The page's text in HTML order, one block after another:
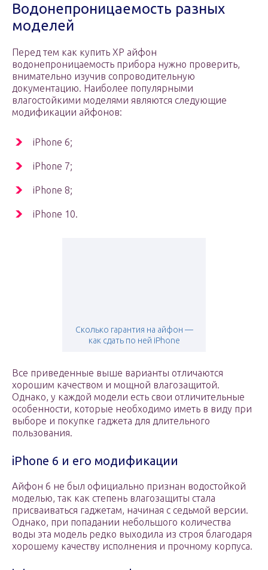
Водонепроницаемость разных
моделей
Перед тем как купить XP айфон
водонепроницаемость прибора нужно проверить,
внимательно изучив сопроводительную
документацию. Наиболее популярными
влагостойкими моделями являются следующие
модификации айфонов:
iPhone 6;
iPhone 7;
iPhone 8;
iPhone 10.
Сколько гарантия на айфон —
как сдать по ней iPhone
Все приведенные выше варианты отличаются
хорошим качеством и мощной влагозащитой.
Однако, у каждой модели есть свои отличительные
особенности, которые необходимо иметь в виду при
выборе и покупке гаджета для длительного
пользования.
iPhone 6 и его модификации
Айфон 6 не был официально признан водостойкой
моделью, так как степень влагозащиты стала
присваиваться гаджетам, начиная с седьмой версии.
Однако, при попадании небольшого количества
воды эта модель редко выходила из строя благодаря
хорошему качеству исполнения и прочному корпуса.